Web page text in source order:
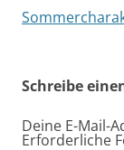
Schreibe
Deine E-Mail-
Erforderliche